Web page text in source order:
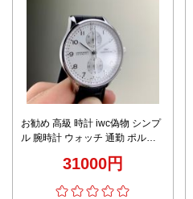
お勧め 高級 時計 iwc偽物 シンプ
ル 腕時計 ウォッチ 通勤 ポルト
31000円